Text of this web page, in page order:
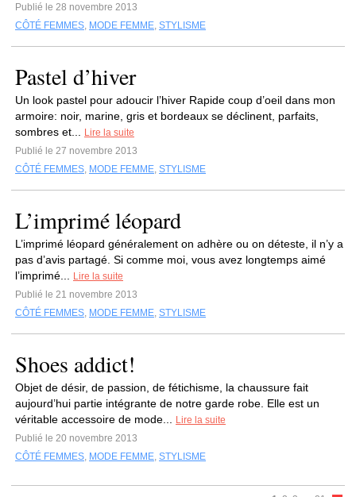
Publié le 28 novembre 2013
CÔTÉ FEMMES, MODE FEMME, STYLISME
Pastel d’hiver
Un look pastel pour adoucir l’hiver Rapide coup d’oeil dans mon
armoire: noir, marine, gris et bordeaux se déclinent, parfaits,
sombres et...
Lire la suite
Publié le 27 novembre 2013
CÔTÉ FEMMES, MODE FEMME, STYLISME
L’imprimé léopard
L’imprimé léopard généralement on adhère ou on déteste, il n’y a
pas d’avis partagé. Si comme moi, vous avez longtemps aimé
l’imprimé...
Lire la suite
Publié le 21 novembre 2013
CÔTÉ FEMMES, MODE FEMME, STYLISME
Shoes addict!
Objet de désir, de passion, de fétichisme, la chaussure fait
aujourd’hui partie intégrante de notre garde robe. Elle est un
véritable accessoire de mode...
Lire la suite
Publié le 20 novembre 2013
CÔTÉ FEMMES, MODE FEMME, STYLISME